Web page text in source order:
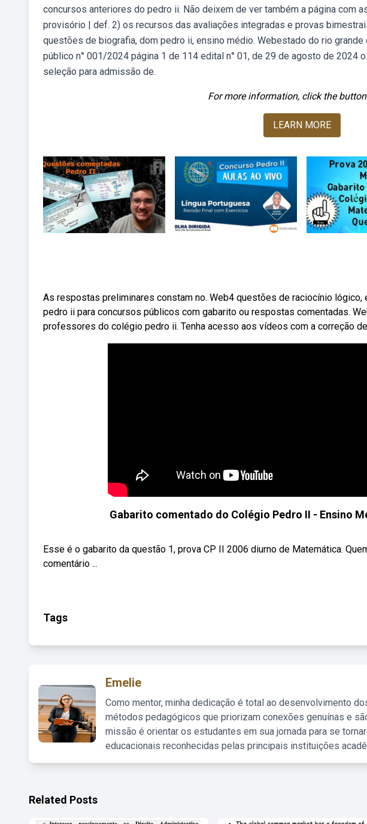
concursos anteriores do pedro ii. Não deixem de ver também a página com
provisório | def. 2) os recursos das avaliações integradas e provas
questões de biografia, dom pedro ii, ensino médio. Webestado do rio
público n° 001/2024 página 1 de 114 edital n° 01, de 29 de agosto de 2024
seleção para admissão de.
For more information, click the
LEARN MORE
As respostas preliminares constam no. Web4 questões de raciocínio
pedro ii para concursos públicos com gabarito ou respostas comentadas.
professores do colégio pedro ii. Tenha acesso aos vídeos com a correção
Gabarito comentado do Colégio Pedro II - Ensino
Esse é o gabarito da questão 1, prova CP II 2006 diurno de Matemática.
comentário ...
Tags
Emelie
Como mentor, minha dedicação é total ao desenvolvimento
métodos pedagógicos que priorizam conexões genuínas e
missão é orientar os estudantes em sua jornada para se
educacionais reconhecidas pelas principais instituições
Related Posts